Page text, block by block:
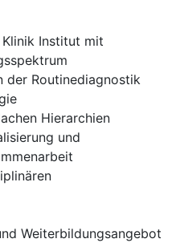
Institut mit
der Routinediagnostik
Hierarchien
und
Weiterbildungsangebot